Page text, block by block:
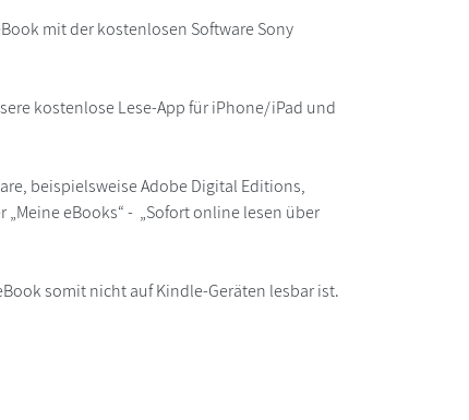
mit der kostenlosen Software Sony
kostenlose Lese-App für iPhone/iPad und
beispielsweise Adobe Digital Editions,
„Meine eBooks“ - „Sofort online lesen über
somit nicht auf Kindle-Geräten lesbar ist.